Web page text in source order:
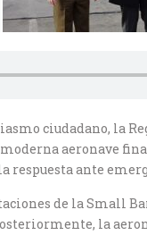
ciudadano, la
aeronave
ante
de la Small
la